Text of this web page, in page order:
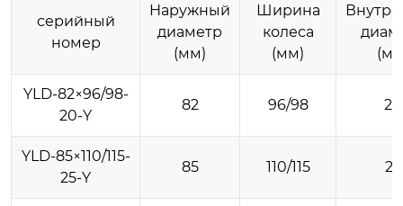
серийный
номер
Наружный
диаметр
(мм)
Ширина
колеса
(мм)
YLD-82×96/98-
20-Y
82 96/98 20
YLD-85×110/115-
25-Y
85 110/115 25